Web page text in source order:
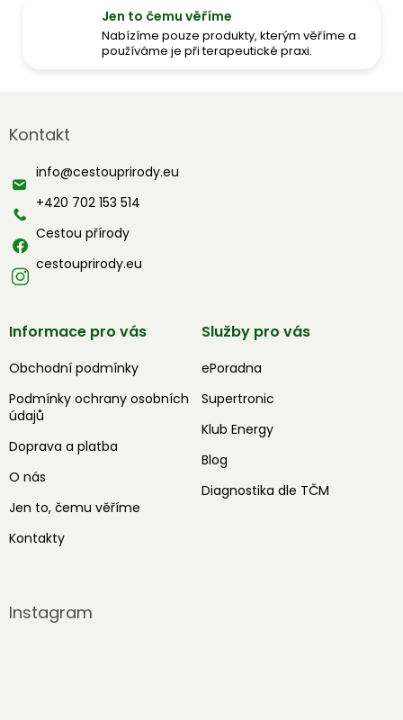
Jen to čemu věříme
Nabízíme pouze produkty, kterým věříme a
používáme je při terapeutické praxi.
p
t
Kontakt
info@cestouprirody.eu
+420 702 153 514
Cestou přírody
cestouprirody.eu
Informace pro vás
Obchodní podmínky
Podmínky ochrany osobních
údajů
Doprava a platba
O nás
Jen to, čemu věříme
Kontakty
Služby pro vás
ePoradna
Supertronic
Klub Energy
Blog
Diagnostika dle TČM
Instagram